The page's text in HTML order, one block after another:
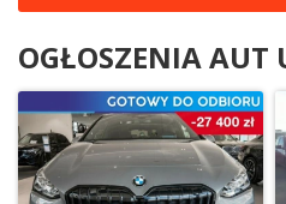
OGŁOSZENIA AUT